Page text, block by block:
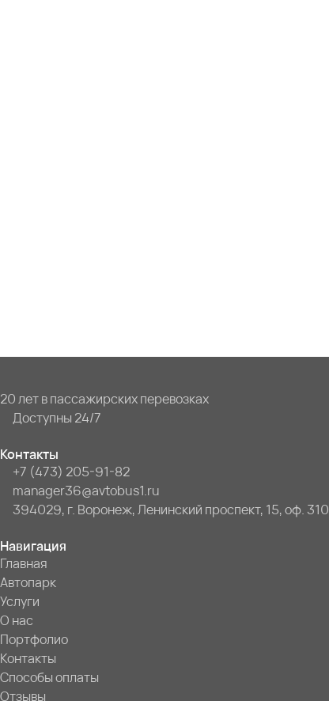
20 лет в пассажирских перевозках
Доступны 24/7
Контакты
+7 (473) 205-91-82
manager36@avtobus1.ru
394029, г. Воронеж, Ленинский проспект, 15, оф. 310
Навигация
Главная
Автопарк
Услуги
О нас
Портфолио
Контакты
Способы оплаты
Отзывы